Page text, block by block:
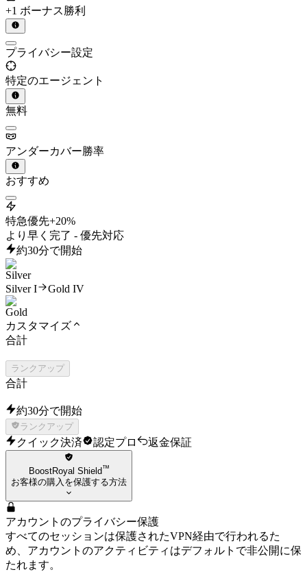
+1 ボーナス勝利
プライバシー設定
特定のエージェント
無料
アンダーカバー勝率
おすすめ
特急優先+20%
より早く完了 - 優先対応
約30分で開始
Silver I Gold IV
カスタマイズ
合計
ランクアップ
合計
約30分で開始
ランクアップ
クイック決済 認定プロ 返金保証
BoostRoyal Shield™
お客様の購入を保護する方法
アカウントのプライバシー保護
すべてのセッションは保護されたVPN経由で行われるた
め、アカウントのアクティビティはデフォルトで非公開に保
たれます。